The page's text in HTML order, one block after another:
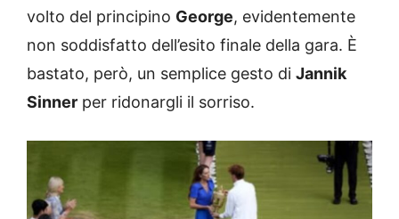
volto del principino George, evidentemente
non soddisfatto dell’esito finale della gara. È
bastato, però, un semplice gesto di Jannik
Sinner per ridonargli il sorriso.